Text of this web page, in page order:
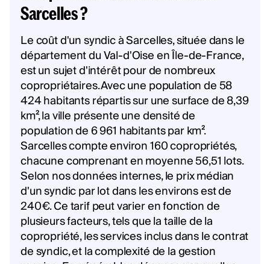
Sarcelles ?
Le coût d'un syndic à Sarcelles, située dans le
département du Val-d'Oise en Île-de-France,
est un sujet d'intérêt pour de nombreux
copropriétaires. Avec une population de 58
424 habitants répartis sur une surface de 8,39
km², la ville présente une densité de
population de 6 961 habitants par km².
Sarcelles compte environ 160 copropriétés,
chacune comprenant en moyenne 56,51 lots.
Selon nos données internes, le prix médian
d'un syndic par lot dans les environs est de
240€. Ce tarif peut varier en fonction de
plusieurs facteurs, tels que la taille de la
copropriété, les services inclus dans le contrat
de syndic, et la complexité de la gestion